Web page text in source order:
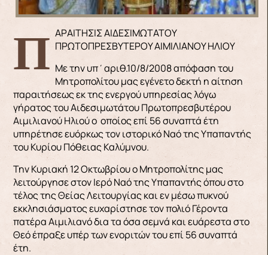
ΠΑΡΑΙΤΗΣΙΣ ΑΙΔΕΣΙΜΩΤΑΤΟΥ ΠΡΩΤΟΠΡΕΣΒΥΤΕΡΟΥ ΑΙΜΙΛΙΑΝΟΥ ΗΛΙΟΥ
Με την υπ΄αριθ.10/8/2008 απόφαση του
Μητροπολίτου μας εγένετο δεκτή η αίτηση
παραιτήσεως εκ της ενεργού υπηρεσίας λόγω
γήρατος του Αιδεσιμωτάτου Πρωτοπρεσβυτέρου
Αιμιλιανού Ηλιού ο οποίος επί 56 συναπτά έτη
υπηρέτησε ευόρκως τον ιστορικό Ναό της Υπαπαντής
του Κυρίου Πόθειας Καλύμνου.
Την Κυριακή 12 Οκτωβρίου ο Μητροπολίτης μας
λειτούργησε στον Ιερό Ναό της Υπαπαντής όπου στο
τέλος της Θείας Λειτουργίας και εν μέσω πυκνού
εκκλησιάσματος ευχαρίστησε τον πολιό Γέροντα
πατέρα Αιμιλιανό δια τα όσα σεμνά και ευάρεστα στο
Θεό έπραξε υπέρ των ενοριτών του επί 56 συναπτά
έτη.